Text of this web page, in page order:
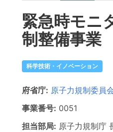
緊急時モニ
制整備事業
科学技術・イノベーション
府省庁: 原子力規制委員
事業番号: 0051
担当部局: 原子力規制庁